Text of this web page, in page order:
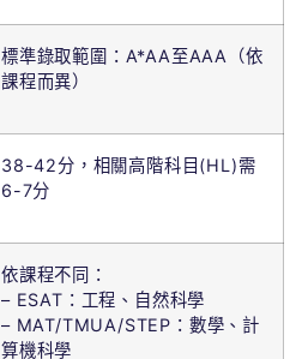
標準錄取範圍：A*AA至AAA（依
課程而異）
38-42分，相關高階科目(HL)需
6-7分
依課程不同：
– ESAT：工程、自然科學
– MAT/TMUA/STEP：數學、計
算機科學